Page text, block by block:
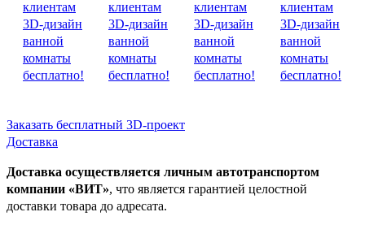
Заказать бесплатный 3D-проект
Доставка
Доставка осуществляется личным автотранспортом
компании «ВИТ», что является гарантией целостной
доставки товара до адресата.